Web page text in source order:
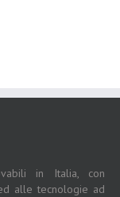
in Italia, con
alle tecnologie ad